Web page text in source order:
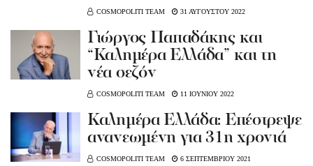
COSMOPOLITI TEAM 31 ΑΥΓΟΥΣΤΟΥ 2022
Γιώργος Παπαδάκης και
“Καλημέρα Ελλάδα” και τη
νέα σεζόν
COSMOPOLITI TEAM 11 ΙΟΥΝΙΟΥ 2022
Καλημέρα Ελλάδα: Επέστρεψε
ανανεωμένη για 31η χρονιά
COSMOPOLITI TEAM 6 ΣΕΠΤΕΜΒΡΙΟΥ 2021